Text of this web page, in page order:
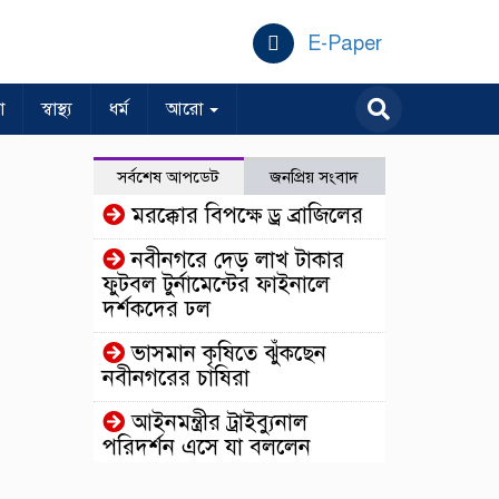
E-Paper
স্বাস্থ্য ধর্ম আরো
সর্বশেষ আপডেট জনপ্রিয় সংবাদ
মরক্কোর বিপক্ষে ড্র ব্রাজিলের
নবীনগরে দেড় লাখ টাকার
ফুটবল টুর্নামেন্টের ফাইনালে
দর্শকদের ঢল
ভাসমান কৃষিতে ঝুঁকছেন
নবীনগরের চাষিরা
আইনমন্ত্রীর ট্রাইব্যুনাল
পরিদর্শন এসে যা বললেন